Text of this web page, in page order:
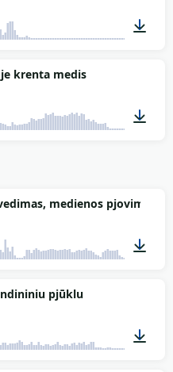
krenta medis
medienos pjovimas,
pjūklu